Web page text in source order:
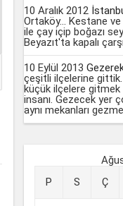
10 Aralık 2012
Ortaköy... Kestane
ile çay içip boğazı
Beyazıt'ta kapalı
10 Eylül 2013
çeşitli ilçelerine
küçük ilçelere
insanı. Gezecek yer
aynı mekanları
P
S Ç